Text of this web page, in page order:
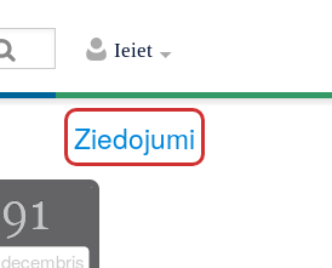
Ieiet
Ziedojumi
decembris